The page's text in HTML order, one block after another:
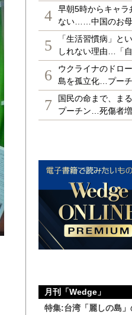
4
早朝5時からキャ
ない……中国のお
5
「生活習慣病」と
しれない理由…「
6
ウクライナのドロ
島を孤立化…プー
7
国民の命まで、ま
プーチン…死傷者
月刊「Wedge」
特集:台湾「麗しの島